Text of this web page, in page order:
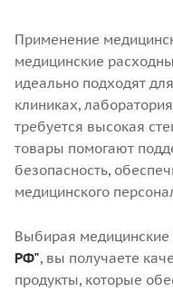
Применение
медицинские
идеально подходят
клиниках,
требуется высокая
товары помогают
безопасность,
медицинского
Выбирая
РФ", вы получаете
продукты, которые